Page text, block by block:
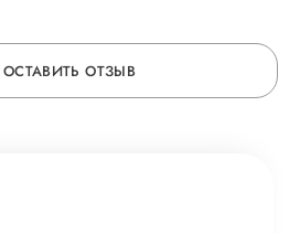
ОСТАВИТЬ ОТЗЫВ